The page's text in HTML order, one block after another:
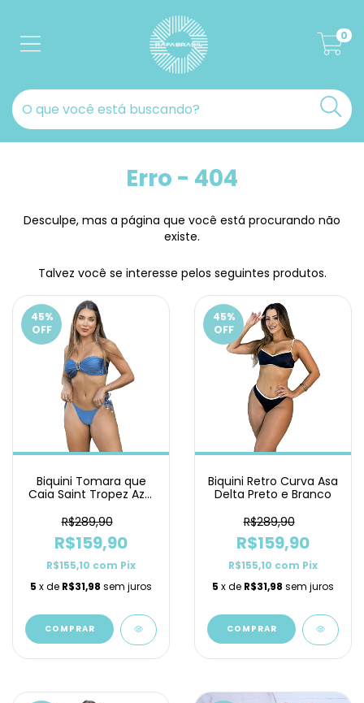
0
Erro - 404
Desculpe, mas a página que você está procurando não
existe.
Talvez você se interesse pelos seguintes produtos.
45%
OFF
Biquini Tomara que
Caia Saint Tropez Azul
R$289,90
R$159,90
R$155,10 com Pix
5 x de R$31,98 sem juros
COMPRAR
45%
OFF
Biquini Retro Curva Asa
Delta Preto e Branco
R$289,90
R$159,90
R$155,10 com Pix
5 x de R$31,98 sem juros
COMPRAR